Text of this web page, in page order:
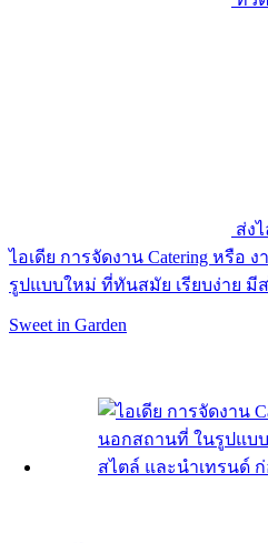
ส่ง
ไอเดีย การจัดงาน Catering หรือ
รูปแบบใหม่ ที่ทันสมัย เรียบง่าย มี
Sweet in Garden